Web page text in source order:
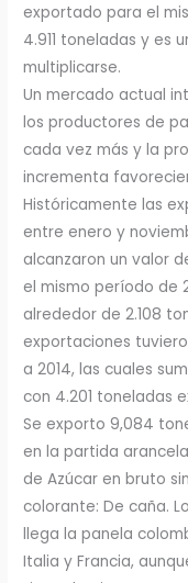
exportado para el
4.911 toneladas y es
multiplicarse.
Un mercado actual
los productores de
cada vez más y la
incrementa
Históricamente las
entre enero y
alcanzaron un valor
el mismo período de
alrededor de 2.108
exportaciones
a 2014, las cuales
con 4.201 toneladas
Se exporto 9,084
en la partida
de Azúcar en bruto
colorante: De caña.
llega la panela
Italia y Francia,